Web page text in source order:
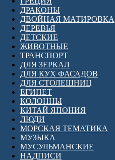
ДРАКОНЫ
ДВОЙНАЯ МАТИРОВКА
ДЕРЕВЬЯ
ДЕТСКИЕ
ЖИВОТНЫЕ
ТРАНСПОРТ
ДЛЯ ЗЕРКАЛ
ДЛЯ КУХ ФАСАДОВ
ДЛЯ СТОЛЕШНИЦ
ЕГИПЕТ
КОЛОННЫ
КИТАЙ ЯПОНИЯ
ЛЮДИ
МОРСКАЯ ТЕМАТИКА
МУЗЫКА
МУСУЛЬМАНСКИЕ
НАДПИСИ